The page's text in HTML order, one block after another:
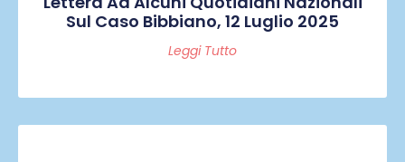
Sul Caso Bibbiano, 12 Luglio 2025
Leggi Tutto